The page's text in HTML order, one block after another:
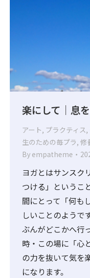
楽にして｜息
アート, プラクティス,
生のための毎プラ, 修
By empatheme
ヨガとはサンスク
つける」というこ
間にとって「何も
しいことのようで
ぶんがどこかへ行
時・この場に「心
の力を抜いて気を
になります。